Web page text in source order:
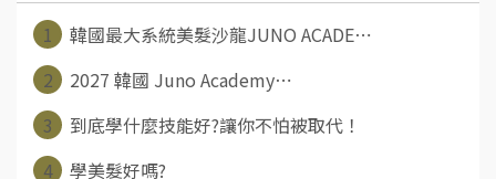
1
韓國最大系統美髮沙龍JUNO ACADE⋯
2
2027 韓國 Juno Academy⋯
3
到底學什麼技能好?讓你不怕被取代！
4
學美髮好嗎?